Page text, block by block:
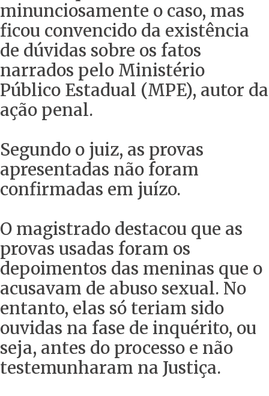
minunciosamente o caso, mas
ficou convencido da existência
de dúvidas sobre os fatos
narrados pelo Ministério
Público Estadual (MPE), autor da
ação penal.
Segundo o juiz, as provas
apresentadas não foram
confirmadas em juízo.
O magistrado destacou que as
provas usadas foram os
depoimentos das meninas que o
acusavam de abuso sexual. No
entanto, elas só teriam sido
ouvidas na fase de inquérito, ou
seja, antes do processo e não
testemunharam na Justiça.